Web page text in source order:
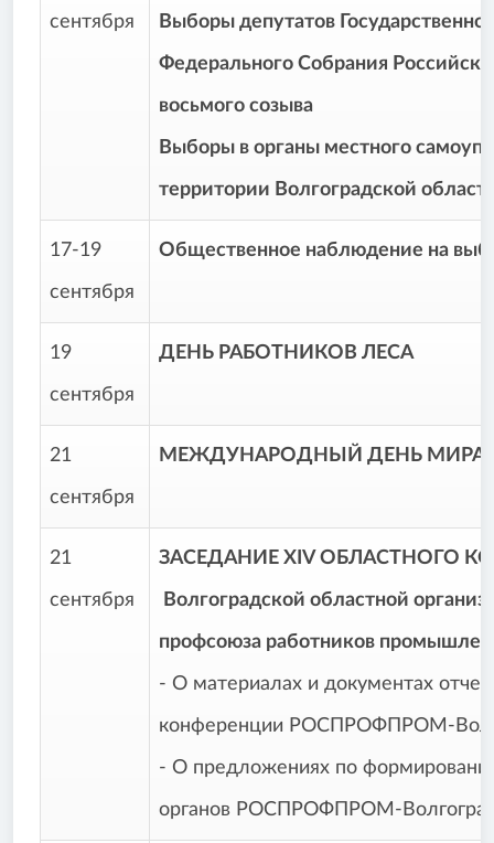
сентября Выборы депутатов
Федерального Собрания
восьмого созыва
Выборы в органы местного
территории Волгоградской
17-19
сентября
Общественное наблюдение на
19
сентября
ДЕНЬ РАБОТНИКОВ ЛЕСА
21
сентября
МЕЖДУНАРОДНЫЙ ДЕНЬ МИРА
21
сентября
ЗАСЕДАНИЕ XIV ОБЛАСТНОГО
Волгоградской областной
профсоюза работников
- О материалах и документах
конференции РОСПРОФПРОМ-
- О предложениях по
органов РОСПРОФПРОМ-